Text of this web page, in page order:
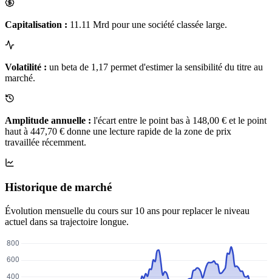
Capitalisation : 11.11 Mrd pour une société classée large.
Volatilité : un beta de 1,17 permet d'estimer la sensibilité du titre au
marché.
Amplitude annuelle : l'écart entre le point bas à 148,00 € et le point
haut à 447,70 € donne une lecture rapide de la zone de prix
travaillée récemment.
Historique de marché
Évolution mensuelle du cours sur 10 ans pour replacer le niveau
actuel dans sa trajectoire longue.